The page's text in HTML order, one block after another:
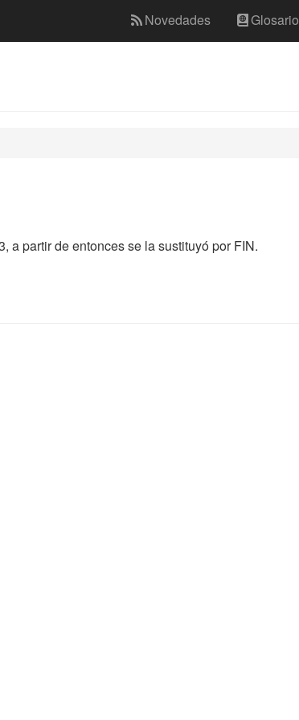
Novedades Glosario
a partir de entonces se la sustituyó por FIN.